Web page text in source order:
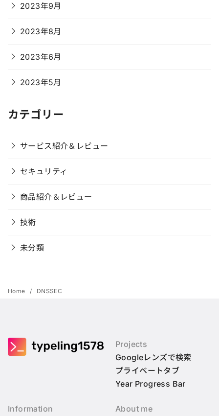
2023年9月
2023年8月
2023年6月
2023年5月
カテゴリー
サービス紹介＆レビュー
セキュリティ
商品紹介＆レビュー
技術
未分類
Home DNSSEC
Projects
Googleレンズで検索
プライベートタブ
Year Progress Bar
Information About me